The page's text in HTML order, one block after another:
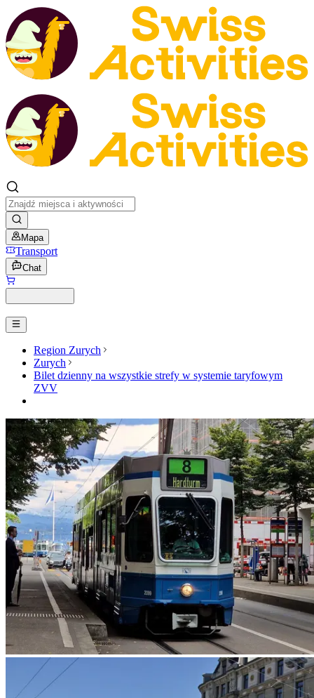
Mapa
Transport
Chat
Region Zurych
Zurych
Bilet dzienny na wszystkie strefy w systemie taryfowym
ZVV